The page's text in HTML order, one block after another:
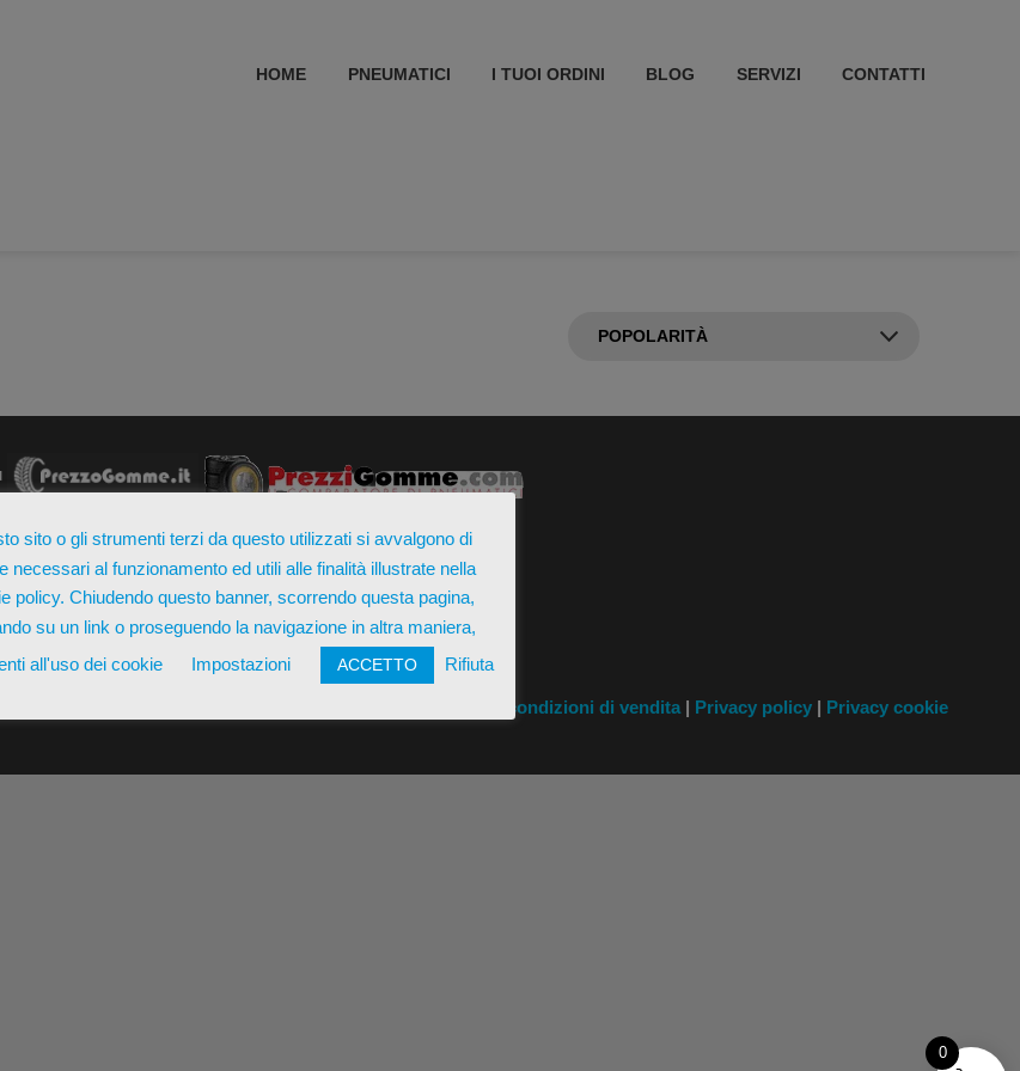
HOME PNEUMATICI I TUOI ORDINI BLOG SERVIZI CONTATTI
11/9 | P.IVA 01423940772 | REA MT-216173 | e condizioni di vendita | Privacy policy | Privacy cookie
sito o gli strumenti terzi da questo utilizzati si avvalgono di
necessari al funzionamento ed utili alle finalità illustrate nella
policy. Chiudendo questo banner, scorrendo questa pagina,
su un link o proseguendo la navigazione in altra maniera,
all'uso dei cookie
Impostazioni ACCETTO Rifiuta
0